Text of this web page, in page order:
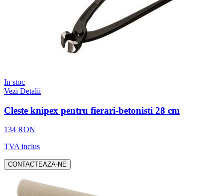
In stoc
Vezi Detalii
Cleste knipex pentru fierari-betonisti 28 cm
134 RON
TVA inclus
CONTACTEAZA-NE